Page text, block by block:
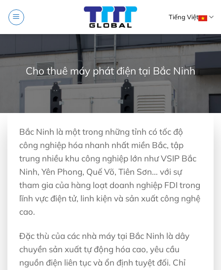
Tiếng Việt
Cho thuê máy phát điện tại Bắc Ninh
Bắc Ninh là một trong những tỉnh có tốc độ
công nghiệp hóa nhanh nhất miền Bắc, tập
trung nhiều khu công nghiệp lớn như VSIP Bắc
Ninh, Yên Phong, Quế Võ, Tiên Sơn… với sự
tham gia của hàng loạt doanh nghiệp FDI trong
lĩnh vực điện tử, linh kiện và sản xuất công nghệ
cao.
Đặc thù của các nhà máy tại Bắc Ninh là dây
chuyền sản xuất tự động hóa cao, yêu cầu
nguồn điện liên tục và ổn định tuyệt đối. Chỉ